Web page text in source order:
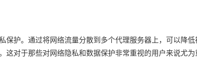
保护。通过将网络流量分散到多个代理服务器上，可以降低
这对于那些对网络隐私和数据保护非常重视的用户来说尤为